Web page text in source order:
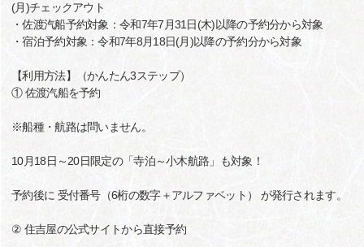
(月)チェックアウト
・佐渡汽船予約対象：令和7年7月31日(木)以降の予約分から対象
・宿泊予約対象：令和7年8月18日(月)以降の予約分から対象
【利用方法】（かんたん3ステップ）
① 佐渡汽船を予約
※船種・航路は問いません。
10月18日～20日限定の「寺泊～小木航路」も対象！
予約後に 受付番号（6桁の数字＋アルファベット） が発行されます。
② 住吉屋の公式サイトから直接予約